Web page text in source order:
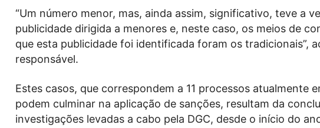
“Um número menor, mas, ainda assim, significativo, teve a
publicidade dirigida a menores e, neste caso, os meios de
que esta publicidade foi identificada foram os tradicionais”,
responsável.
Estes casos, que correspondem a 11 processos atualmente
podem culminar na aplicação de sanções, resultam da
investigações levadas a cabo pela DGC, desde o início do